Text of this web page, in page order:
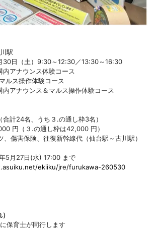
駅
30日（土）9:30～12:30／13:30～16:30
アナウンス体験コース
ルス操作体験コース
アナウンス＆マルス操作体験コース
計24名、うち３.の通し枠3名）
円（３.の通し枠は42,000 円）
傷害保険、往復新幹線代（仙台駅～古川駅）
5月27日(水) 17:00 まで
ekiiku/jre/furukawa-260530
保育士が同行します